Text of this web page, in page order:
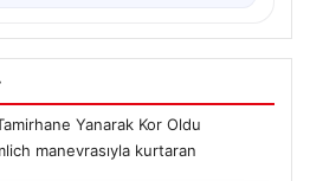
Yanarak Kor Oldu
manevrasıyla kurtaran